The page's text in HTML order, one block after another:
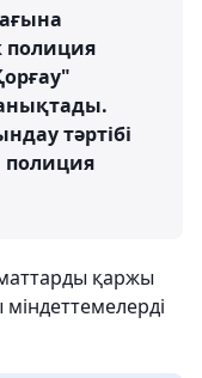
полиция
тәртібі
полиция
қаржы